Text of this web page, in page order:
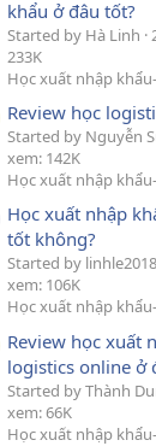
khẩu ở đâu tốt?
Started by Hà Linh
233K
Học xuất nhập
Review học
Started by Nguyễn
xem: 142K
Học xuất nhập
Học xuất nhập
tốt không?
Started by linhle2018
xem: 106K
Học xuất nhập
Review học xuất
logistics online ở
Started by Thành
xem: 66K
Học xuất nhập